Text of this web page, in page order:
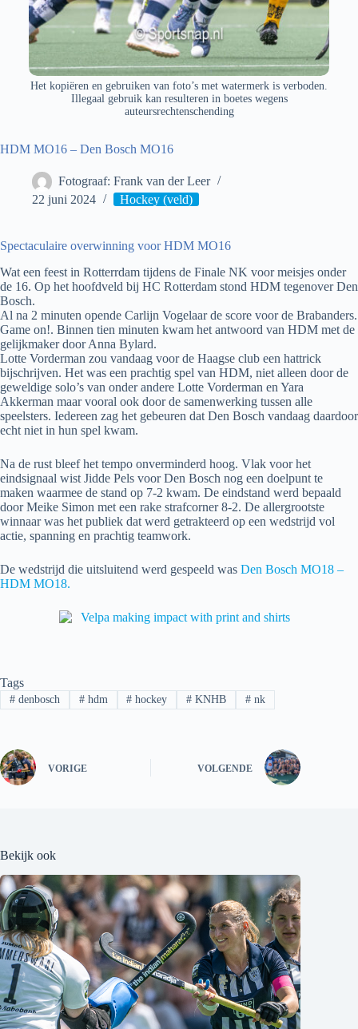
Het kopiëren en gebruiken van foto’s met watermerk is verboden.
Illegaal gebruik kan resulteren in boetes wegens
auteursrechtenschending
HDM MO16 – Den Bosch MO16
Fotograaf: Frank van der Leer
22 juni 2024
Hockey (veld)
Spectaculaire overwinning voor HDM MO16
Wat een feest in Rotterrdam tijdens de Finale NK voor meisjes onder
de 16. Op het hoofdveld bij HC Rotterdam stond HDM tegenover Den
Bosch.
Al na 2 minuten opende Carlijn Vogelaar de score voor de Brabanders.
Game on!. Binnen tien minuten kwam het antwoord van HDM met de
gelijkmaker door Anna Bylard.
Lotte Vorderman zou vandaag voor de Haagse club een hattrick
bijschrijven. Het was een prachtig spel van HDM, niet alleen door de
geweldige solo’s van onder andere Lotte Vorderman en Yara
Akkerman maar vooral ook door de samenwerking tussen alle
speelsters. Iedereen zag het gebeuren dat Den Bosch vandaag daardoor
echt niet in hun spel kwam.
Na de rust bleef het tempo onverminderd hoog. Vlak voor het
eindsignaal wist Jidde Pels voor Den Bosch nog een doelpunt te
maken waarmee de stand op 7-2 kwam. De eindstand werd bepaald
door Meike Simon met een rake strafcorner 8-2. De allergrootste
winnaar was het publiek dat werd getrakteerd op een wedstrijd vol
actie, spanning en prachtig teamwork.
De wedstrijd die uitsluitend werd gespeeld was Den Bosch MO18 –
HDM MO18.
Tags
#denbosch #hdm # hockey # KNHB # nk
VORIGE VOLGENDE
Bekijk ook